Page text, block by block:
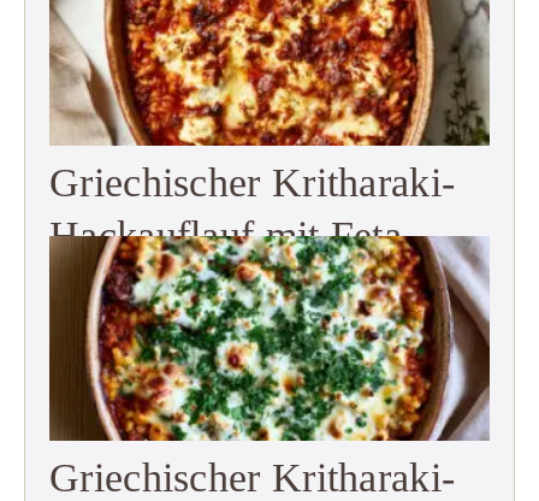
Griechischer Kritharaki-
Hackauflauf mit Feta
Griechischer Kritharaki-